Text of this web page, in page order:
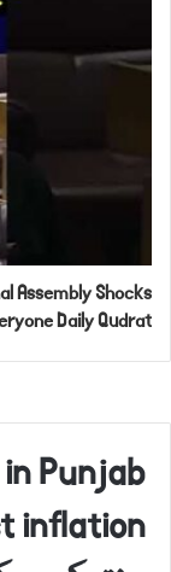
Assembly Shocks
Daily Qudrat